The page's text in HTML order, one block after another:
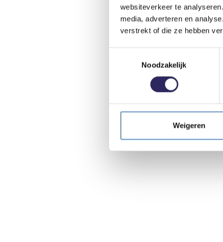
websiteverkeer te
media, adverteren en
verstrekt of die ze hebben
Noodzakelijk
Weigeren